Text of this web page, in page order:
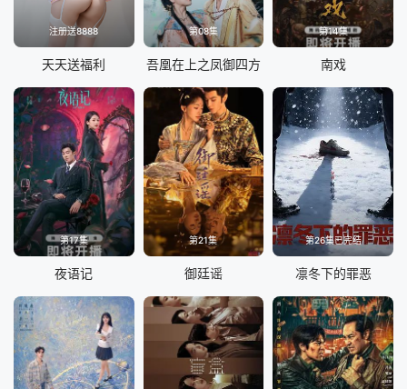
注册送8888
天天送福利
第08集
吾凰在上之凤御四方
第14集
南戏
第17集
夜语记
第21集
御廷谣
第26集已完结
凛冬下的罪恶